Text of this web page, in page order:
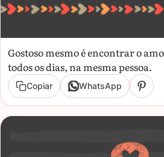
Gostoso mesmo é encontrar o
todos os dias, na mesma pessoa.
Copiar WhatsApp